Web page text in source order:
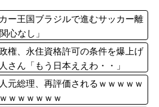
ー王国ブラジルで進むサッカー離
心なし」
権、永住資格許可の条件を爆上げ
ん「もう日本ええわ・・」
元総理、再評価されるｗｗｗｗｗ
ｗｗｗｗｗｗ